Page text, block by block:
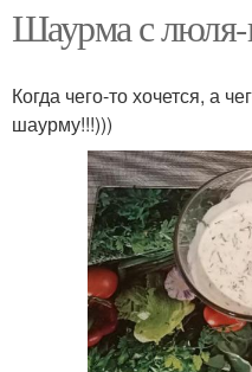
Шаурма с люля-
Когда чего-то хочется, а
шаурму!!!)))